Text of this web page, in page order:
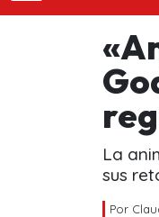
La
sus
Por